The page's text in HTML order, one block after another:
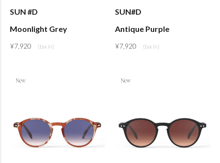
SUN #D
Moonlight Grey
¥7,920
SUN#D
Antique Purple
¥7,920